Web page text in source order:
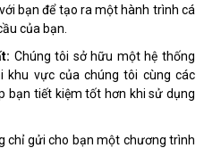
bạn để tạo ra một hành trình cá
của bạn.
Chúng tôi sở hữu một hệ thống
khu vực của chúng tôi cùng các
bạn tiết kiệm tốt hơn khi sử dụng
chỉ gửi cho bạn một chương trình